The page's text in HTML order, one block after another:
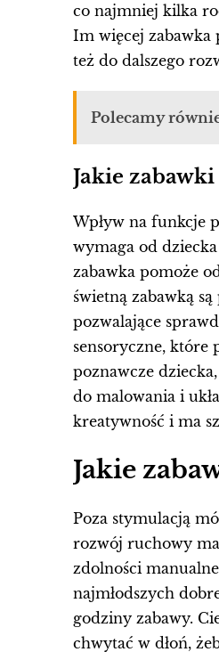
co najmniej kilka
Im więcej zabawka
też do dalszego
Polecamy
Jakie
Wpływ na funkcje
wymaga od
zabawka pomoże
świetną zabawką
pozwalające
sensoryczne, które
poznawcze
do malowania i
kreatywność i ma
Jakie
Poza stymulacją
rozwój ruchowy
zdolności
najmłodszych
godziny zabawy.
chwytać w dłoń,